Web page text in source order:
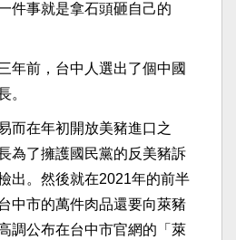
件事就是拿石頭砸自己的
年前，台中人選出了個中國
。​
而在年初開放美豬進口之
為了擁護國民黨的反美豬訴
出。然後就在2021年的前半
中市的萬件肉品還要向萊豬
調公布在台中市官網的「萊